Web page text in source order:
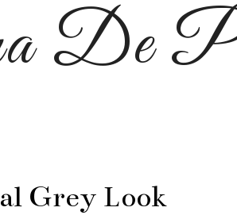
De
Grey Look